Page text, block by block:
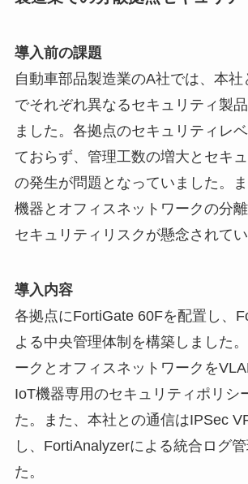
導入前の課題
自動車部品製造業のA社では、本社
でそれぞれ異なるセキュリティ製
ました。各拠点のセキュリティレ
ておらず、管理工数の増大とセキ
の発生が問題となっていました。
機器とオフィスネットワークの分離
セキュリティリスクが懸念されてい
導入内容
各拠点にFortiGate 60Fを配置し、
よる中央管理体制を構築しました
ークとオフィスネットワークを
IoT機器専用のセキュリティポリシ
た。また、本社との通信はIPSec
し、FortiAnalyzerによる統合ログ
た。